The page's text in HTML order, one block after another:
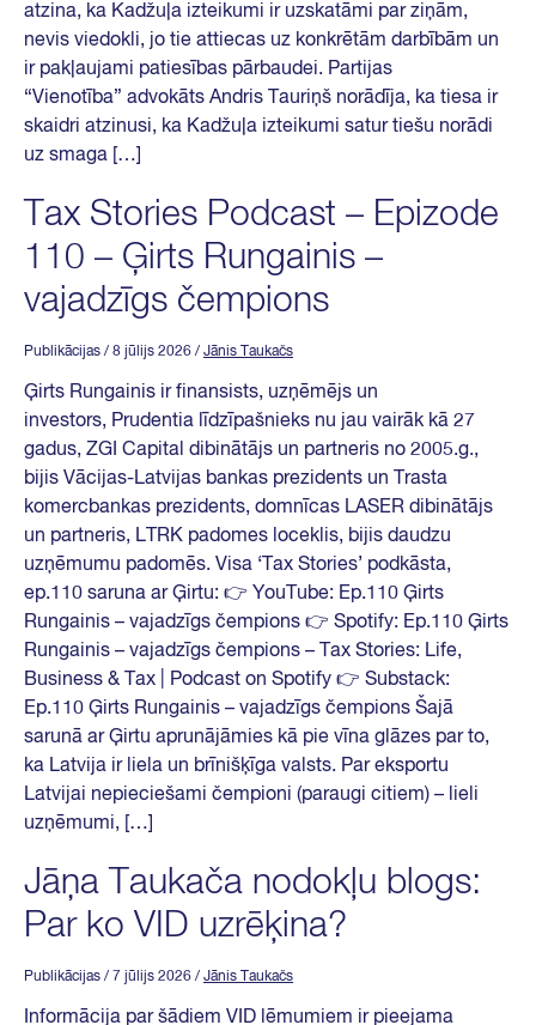
atzina, ka Kadžuļa izteikumi ir uzskatāmi par ziņām,
nevis viedokli, jo tie attiecas uz konkrētām darbībām un
ir pakļaujami patiesības pārbaudei. Partijas
“Vienotība” advokāts Andris Tauriņš norādīja, ka tiesa ir
skaidri atzinusi, ka Kadžuļa izteikumi satur tiešu norādi
uz smaga […]
Tax Stories Podcast – Epizode
110 – Ģirts Rungainis –
vajadzīgs čempions
Publikācijas / 8 jūlijs 2026 / Jānis Taukačs
Ģirts Rungainis ir finansists, uzņēmējs un
investors, Prudentia līdzīpašnieks nu jau vairāk kā 27
gadus, ZGI Capital dibinātājs un partneris no 2005.g.,
bijis Vācijas-Latvijas bankas prezidents un Trasta
komercbankas prezidents, domnīcas LASER dibinātājs
un partneris, LTRK padomes loceklis, bijis daudzu
uzņēmumu padomēs. Visa ‘Tax Stories’ podkāsta,
ep.110 saruna ar Ģirtu: 👉 YouTube: Ep.110 Ģirts
Rungainis – vajadzīgs čempions 👉 Spotify: Ep.110 Ģirts
Rungainis – vajadzīgs čempions – Tax Stories: Life,
Business & Tax | Podcast on Spotify 👉 Substack:
Ep.110 Ģirts Rungainis – vajadzīgs čempions Šajā
sarunā ar Ģirtu aprunājāmies kā pie vīna glāzes par to,
ka Latvija ir liela un brīnišķīga valsts. Par eksportu
Latvijai nepieciešami čempioni (paraugi citiem) – lieli
uzņēmumi, […]
Jāņa Taukača nodokļu blogs:
Par ko VID uzrēķina?
Publikācijas / 7 jūlijs 2026 / Jānis Taukačs
Informācija par šādiem VID lēmumiem ir pieejama